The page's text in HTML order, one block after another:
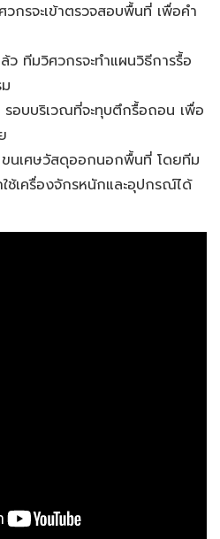
กรจะเข้าตรวจสอบพื้นที่ เพื่อคำ
ว ทีมวิศวกรจะทำแผนวิธีการรื้อ
อบบริเวณที่จะทุบตึกรื้อถอน เพื่อ
นเศษวัสดุออกนอกพื้นที่ โดยทีม
ช้เครื่องจักรหนักและอุปกรณ์ได้